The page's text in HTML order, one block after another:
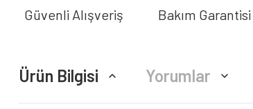
Güvenli Alışveriş Bakım Garantisi
Ürün Bilgisi Yorumlar